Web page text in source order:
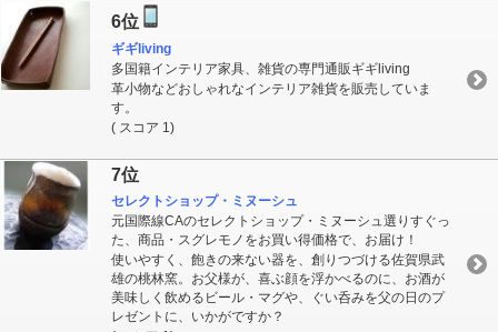
6位
ギギliving
多国籍インテリア家具、雑貨の専門通販ギギliving
革小物などおしゃれなインテリア雑貨を販売していま
す。
( スコア 1)
7位
セレクトショップ・ミヌーシュ
元国際線CAのセレクトショップ・ミヌーシュ選りすぐっ
た、商品・スグレモノをお買い得価格で、お届け！
使いやすく、飽きの来ない器を、創りつづける佐賀県武
雄の桃林窯。お父様が、喜ぶ顔を浮かべるのに、お酒が
美味しく飲めるビール・マグや、ぐい呑みを父の日のプ
レゼントに、いかがですか？